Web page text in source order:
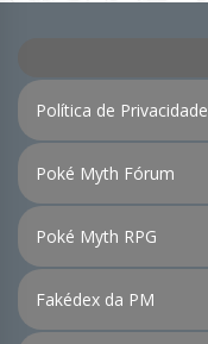
Política de Privacidade
Poké Myth Fórum
Poké Myth RPG
Fakédex da PM